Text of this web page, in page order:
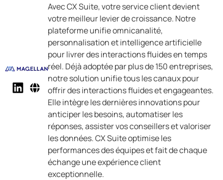
Avec CX Suite, votre service client devient
votre meilleur levier de croissance. Notre
plateforme unifie omnicanalité,
personnalisation et intelligence artificielle
pour livrer des interactions fluides en temps
réel. Déjà adoptée par plus de 150 entreprises,
notre solution unifie tous les canaux pour
offrir des interactions fluides et engageantes.
Elle intègre les dernières innovations pour
anticiper les besoins, automatiser les
réponses, assister vos conseillers et valoriser
les données. CX Suite optimise les
performances des équipes et fait de chaque
échange une expérience client
exceptionnelle.